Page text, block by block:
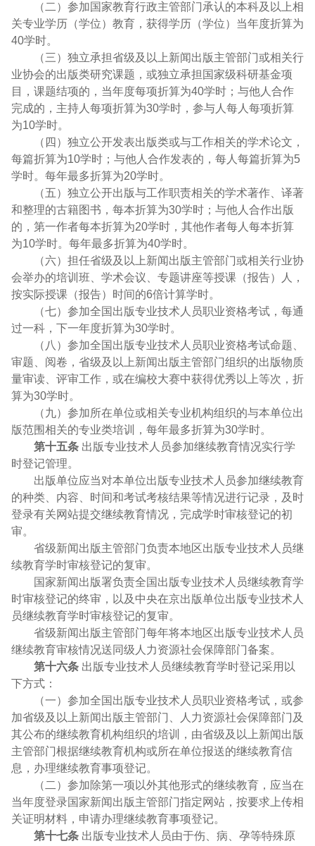
（二）参加国家教育行政主管部门承认的本科及以上相
关专业学历（学位）教育，获得学历（学位）当年度折算为
40学时。
（三）独立承担省级及以上新闻出版主管部门或相关行
业协会的出版类研究课题，或独立承担国家级科研基金项
目，课题结项的，当年度每项折算为40学时；与他人合作
完成的，主持人每项折算为30学时，参与人每人每项折算
为10学时。
（四）独立公开发表出版类或与工作相关的学术论文，
每篇折算为10学时；与他人合作发表的，每人每篇折算为5
学时。每年最多折算为20学时。
（五）独立公开出版与工作职责相关的学术著作、译著
和整理的古籍图书，每本折算为30学时；与他人合作出版
的，第一作者每本折算为20学时，其他作者每人每本折算
为10学时。每年最多折算为40学时。
（六）担任省级及以上新闻出版主管部门或相关行业协
会举办的培训班、学术会议、专题讲座等授课（报告）人，
按实际授课（报告）时间的6倍计算学时。
（七）参加全国出版专业技术人员职业资格考试，每通
过一科，下一年度折算为30学时。
（八）参加全国出版专业技术人员职业资格考试命题、
审题、阅卷，省级及以上新闻出版主管部门组织的出版物质
量审读、评审工作，或在编校大赛中获得优秀以上等次，折
算为30学时。
（九）参加所在单位或相关专业机构组织的与本单位出
版范围相关的专业类培训，每年最多折算为30学时。
第十五条出版专业技术人员参加继续教育情况实行学
时登记管理。
出版单位应当对本单位出版专业技术人员参加继续教育
的种类、内容、时间和考试考核结果等情况进行记录，及时
登录有关网站提交继续教育情况，完成学时审核登记的初
审。
省级新闻出版主管部门负责本地区出版专业技术人员继
续教育学时审核登记的复审。
国家新闻出版署负责全国出版专业技术人员继续教育学
时审核登记的终审，以及中央在京出版单位出版专业技术人
员继续教育学时审核登记的复审。
省级新闻出版主管部门每年将本地区出版专业技术人员
继续教育审核情况送同级人力资源社会保障部门备案。
第十六条出版专业技术人员继续教育学时登记采用以
下方式：
（一）参加全国出版专业技术人员职业资格考试，或参
加省级及以上新闻出版主管部门、人力资源社会保障部门及
其公布的继续教育机构组织的培训，由省级及以上新闻出版
主管部门根据继续教育机构或所在单位报送的继续教育信
息，办理继续教育事项登记。
（二）参加除第一项以外其他形式的继续教育，应当在
当年度登录国家新闻出版主管部门指定网站，按要求上传相
关证明材料，申请办理继续教育事项登记。
第十七条出版专业技术人员由于伤、病、孕等特殊原